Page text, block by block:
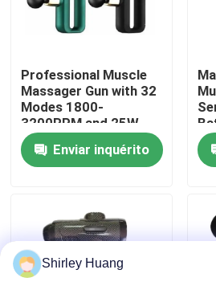
Controle de qualidade
Contacte-nos
Notícias
Solicite um orçamento
Teclado e rato prendidos de
Professional Muscle
Massager Gun with 32
Modes 1800-
3200RPM and 25W
Power for Deep
Tissue Relief
Enviar inquérito
Shirley Huang